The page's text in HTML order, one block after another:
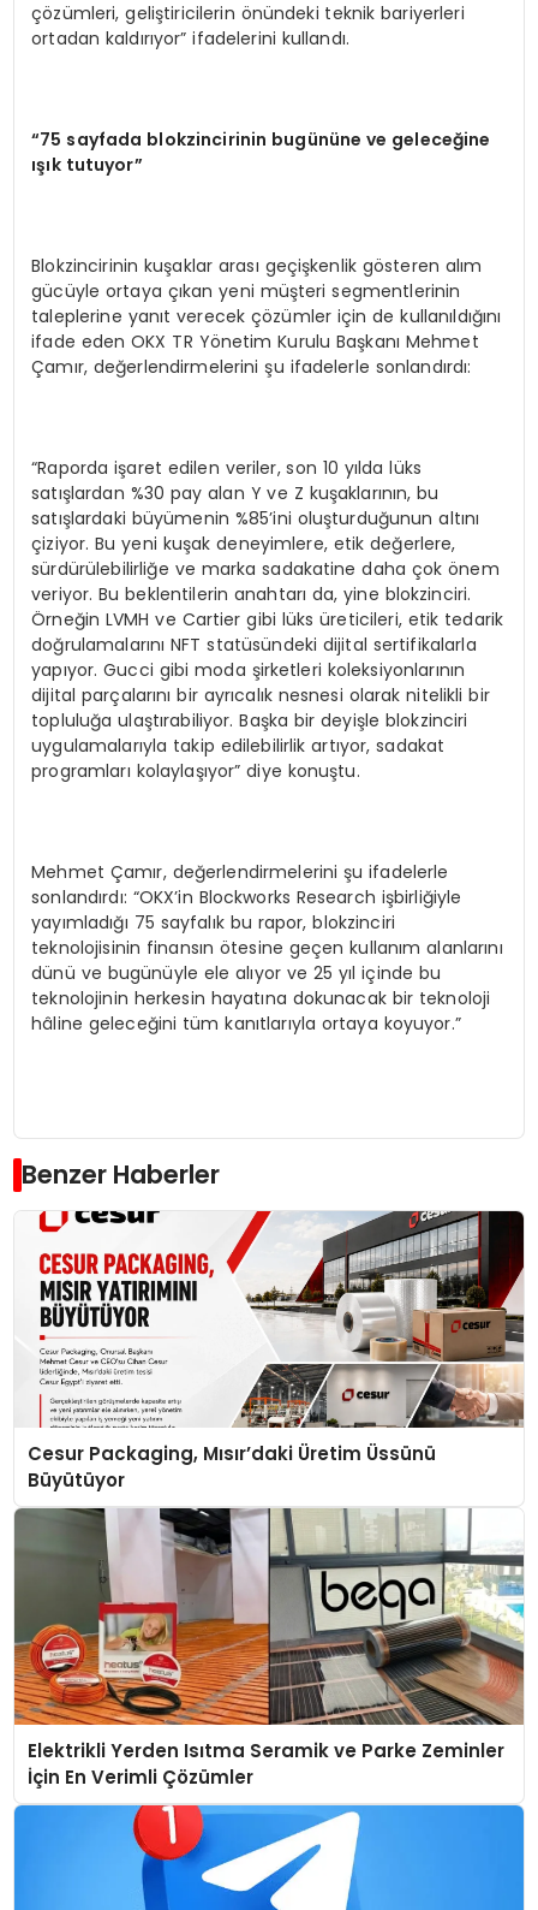
çözümleri, geliştiricilerin önündeki teknik bariyerleri
ortadan kaldırıyor” ifadelerini kullandı.
“75 sayfada blokzincirinin bugününe ve geleceğine
ışık tutuyor”
Blokzincirinin kuşaklar arası geçişkenlik gösteren alım
gücüyle ortaya çıkan yeni müşteri segmentlerinin
taleplerine yanıt verecek çözümler için de kullanıldığını
ifade eden OKX TR Yönetim Kurulu Başkanı Mehmet
Çamır, değerlendirmelerini şu ifadelerle sonlandırdı:
“Raporda işaret edilen veriler, son 10 yılda lüks
satışlardan %30 pay alan Y ve Z kuşaklarının, bu
satışlardaki büyümenin %85’ini oluşturduğunun altını
çiziyor. Bu yeni kuşak deneyimlere, etik değerlere,
sürdürülebilirliğe ve marka sadakatine daha çok önem
veriyor. Bu beklentilerin anahtarı da, yine blokzinciri.
Örneğin LVMH ve Cartier gibi lüks üreticileri, etik tedarik
doğrulamalarını NFT statüsündeki dijital sertifikalarla
yapıyor. Gucci gibi moda şirketleri koleksiyonlarının
dijital parçalarını bir ayrıcalık nesnesi olarak nitelikli bir
topluluğa ulaştırabiliyor. Başka bir deyişle blokzinciri
uygulamalarıyla takip edilebilirlik artıyor, sadakat
programları kolaylaşıyor” diye konuştu.
Mehmet Çamır, değerlendirmelerini şu ifadelerle
sonlandırdı: “OKX’in Blockworks Research işbirliğiyle
yayımladığı 75 sayfalık bu rapor, blokzinciri
teknolojisinin finansın ötesine geçen kullanım alanlarını
dünü ve bugünüyle ele alıyor ve 25 yıl içinde bu
teknolojinin herkesin hayatına dokunacak bir teknoloji
hâline geleceğini tüm kanıtlarıyla ortaya koyuyor.”
Benzer Haberler
Cesur Packaging, Mısır’daki Üretim Üssünü
Büyütüyor
Elektrikli Yerden Isıtma Seramik ve Parke Zeminler
İçin En Verimli Çözümler